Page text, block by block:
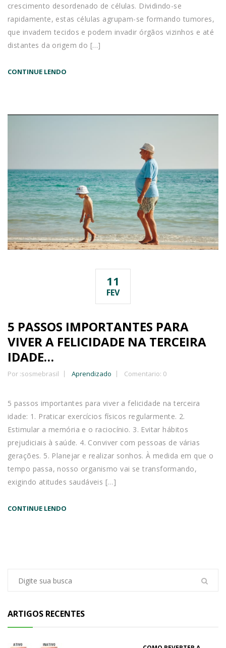
crescimento desordenado de células. Dividindo-se
rapidamente, estas células agrupam-se formando tumores,
que invadem tecidos e podem invadir órgãos vizinhos e até
distantes da origem do […]
CONTINUE LENDO
11
FEV
5 PASSOS IMPORTANTES PARA
VIVER A FELICIDADE NA TERCEIRA
IDADE…
Por :sosmebrasil Aprendizado Comentario: 0
5 passos importantes para viver a felicidade na terceira
idade: 1. Praticar exercícios físicos regularmente. 2.
Estimular a memória e o raciocínio. 3. Evitar hábitos
prejudiciais à saúde. 4. Conviver com pessoas de várias
gerações. 5. Planejar e realizar sonhos. À medida em que o
tempo passa, nosso organismo vai se transformando,
exigindo atitudes saudáveis […]
CONTINUE LENDO
ARTIGOS RECENTES